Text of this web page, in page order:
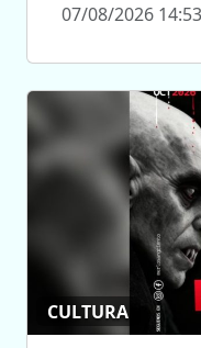
07/08/2026 14:53
CULTURA